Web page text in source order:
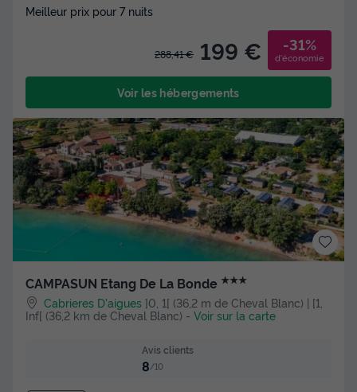
Meilleur prix pour 7 nuits
288,41 € 199 € -31%
d'économie
Voir les hébergements
CAMPASUN Etang De La Bonde ★★★
Cabrieres D'aigues ]0, 1[ (36,2 m de Cheval Blanc) | [1,
Inf[ (36,2 km de Cheval Blanc) - Voir sur la carte
Avis clients
8/10